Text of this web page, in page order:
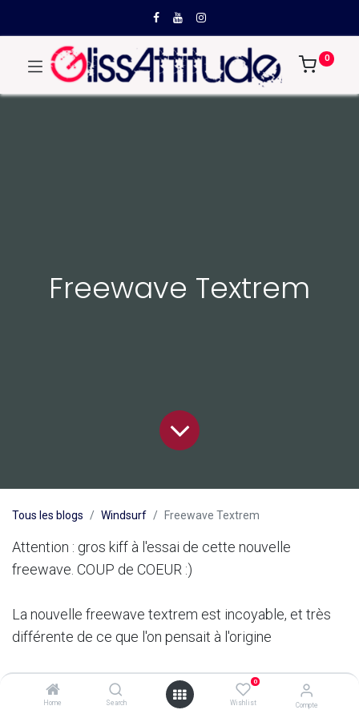
Home Search
0
Wishlist Compte
0
Freewave Textrem
Tous les blogs Windsurf Freewave Textrem
Attention : gros kiff à l'essai de cette nouvelle
freewave. COUP de COEUR :)
La nouvelle freewave textrem est incoyable, et très
différente de ce que l'on pensait à l'origine
Au déballage, c'est déjà un grand moment d'émotion
quand on découvre la carène laquée qui fait apparaître